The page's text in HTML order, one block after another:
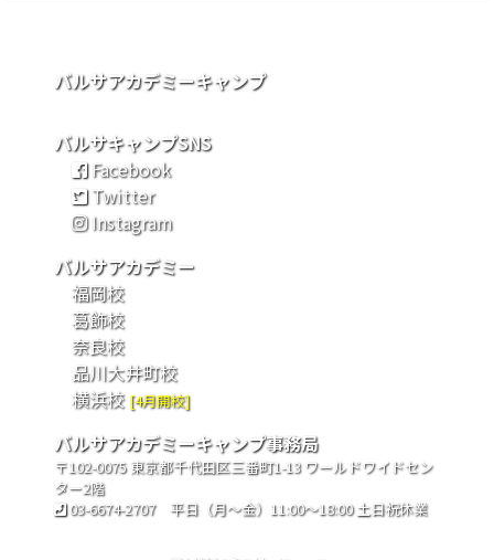
バルサアカデミーキャンプ
バルサキャンプSNS
Facebook
Twitter
Instagram
バルサアカデミー
福岡校
葛飾校
奈良校
品川大井町校
横浜校 [4月開校]
バルサアカデミーキャンプ事務局
〒102-0075 東京都千代田区三番町1-13 ワールドワイドセン
ター2階
03-6674-2707平日（月〜金）11:00〜18:00 土日祝休業